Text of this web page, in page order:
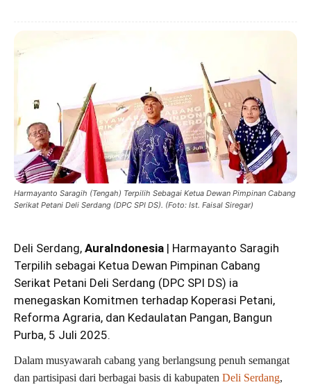
Harmayanto Saragih (Tengah) Terpilih Sebagai Ketua Dewan Pimpinan Cabang
Serikat Petani Deli Serdang (DPC SPI DS). (Foto: Ist. Faisal Siregar)
Deli Serdang, AuraIndonesia | Harmayanto Saragih
Terpilih sebagai Ketua Dewan Pimpinan Cabang
Serikat Petani Deli Serdang (DPC SPI DS) ia
menegaskan Komitmen terhadap Koperasi Petani,
Reforma Agraria, dan Kedaulatan Pangan, Bangun
Purba, 5 Juli 2025.
Dalam musyawarah cabang yang berlangsung penuh semangat
dan partisipasi dari berbagai basis di kabupaten Deli Serdang,